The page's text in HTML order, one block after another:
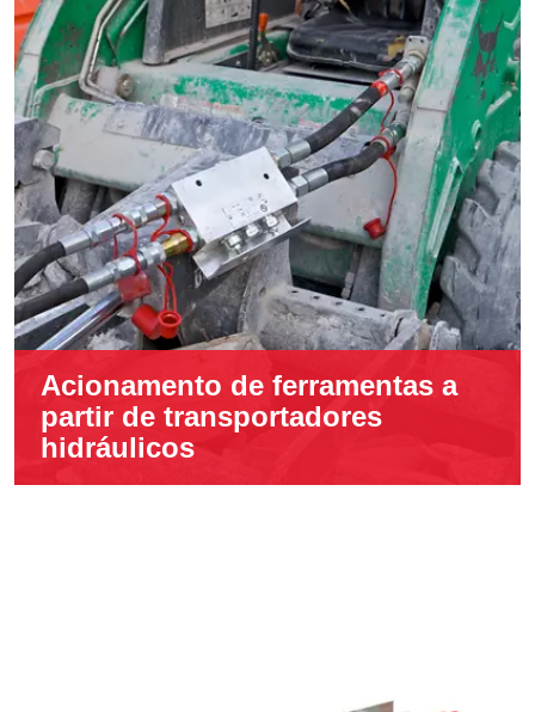
Acionamento de ferramentas a
partir de transportadores
hidráulicos